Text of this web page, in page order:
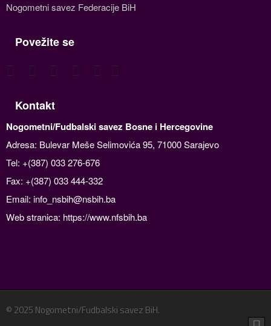
Nogometni savez Federacije BiH
Povežite se
Kontakt
Nogometni/Fudbalski savez Bosne i Hercegovine
Adresa: Bulevar Meše Selimovića 95, 71000 Sarajevo
Tel: +(387) 033 276-676
Fax: +(387) 033 444-332
Email: info_nsbih@nsbih.ba
Web stranica: https://www.nfsbih.ba
© 2025 Nogometni/Fudbalski savez BiH.